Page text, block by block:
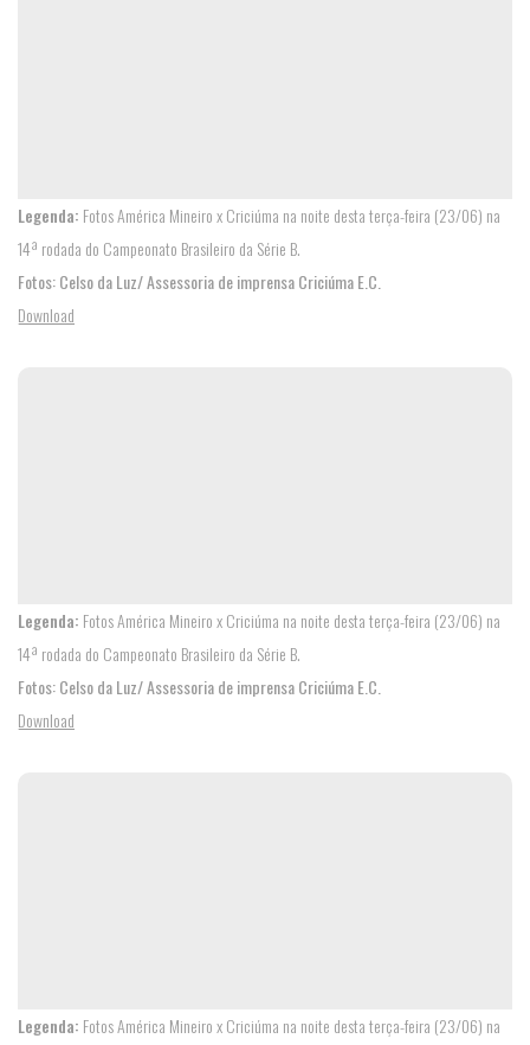
Legenda: Fotos América Mineiro x Criciúma na noite desta terça-feira (23/06) na
14ª rodada do Campeonato Brasileiro da Série B.
Fotos: Celso da Luz/ Assessoria de imprensa Criciúma E.C.
Download
Legenda: Fotos América Mineiro x Criciúma na noite desta terça-feira (23/06) na
14ª rodada do Campeonato Brasileiro da Série B.
Fotos: Celso da Luz/ Assessoria de imprensa Criciúma E.C.
Download
Legenda: Fotos América Mineiro x Criciúma na noite desta terça-feira (23/06) na